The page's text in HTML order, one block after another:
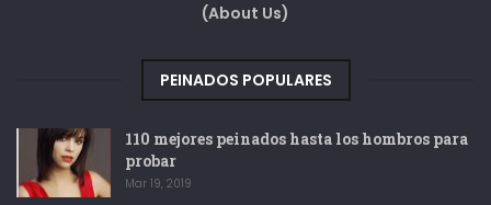
(About Us)
PEINADOS POPULARES
110 mejores peinados hasta los hombros para
probar
Mar 19, 2019